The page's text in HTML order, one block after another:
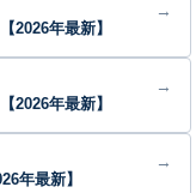
2026年最新】
→
2026年最新】
→
年最新】
→